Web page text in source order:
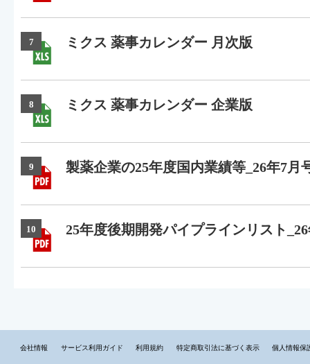
7 ミクス 薬事カレンダー 月次版
8 ミクス 薬事カレンダー 企業版
9 製薬企業の25年度国内業績等_26年7月
10 25年度後期開発パイプラインリスト
会社情報 サービス利用ガイド 利用規約 特定商取引法に基づく表示 個人情報保